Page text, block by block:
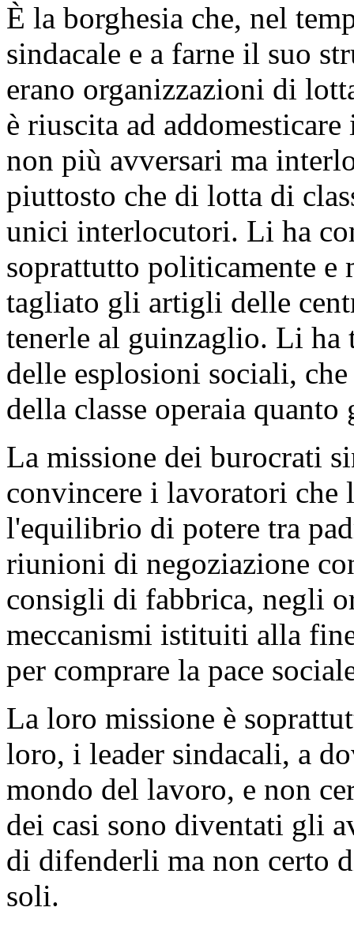
È la borghesia che, nel
sindacale e a farne il suo
erano organizzazioni di
è riuscita ad
non più avversari ma
piuttosto che di lotta di
unici interlocutori. Li ha
soprattutto politicamente e
tagliato gli artigli delle
tenerle al guinzaglio. Li
delle esplosioni sociali,
della classe operaia
La missione dei burocrati
convincere i lavoratori
l'equilibrio di potere tra
riunioni di negoziazione
consigli di fabbrica, negli
meccanismi istituiti alla
per comprare la pace
La loro missione è
loro, i leader sindacali, a
mondo del lavoro, e non
dei casi sono diventati gli
di difenderli ma non certo
soli.